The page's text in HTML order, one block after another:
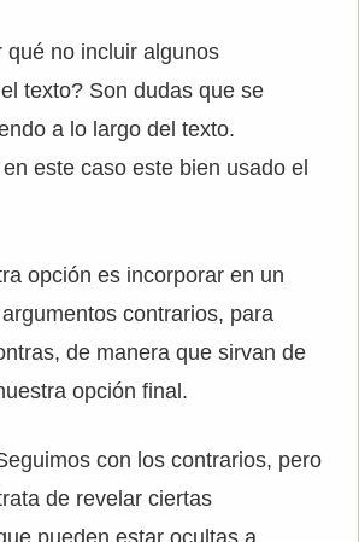
qué no incluir algunos
texto? Son dudas que se
a lo largo del texto.
este caso este bien usado el
opción es incorporar en un
contrarios, para
de manera que sirvan de
opción final.
con los contrarios, pero
de revelar ciertas
pueden estar ocultas a